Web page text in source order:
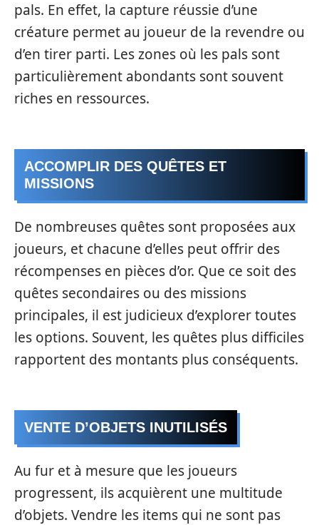
pals. En effet, la capture réussie d’une
créature permet au joueur de la revendre ou
d’en tirer parti. Les zones où les pals sont
particulièrement abondants sont souvent
riches en ressources.
ACCOMPLIR DES QUÊTES ET
MISSIONS
De nombreuses quêtes sont proposées aux
joueurs, et chacune d’elles peut offrir des
récompenses en pièces d’or. Que ce soit des
quêtes secondaires ou des missions
principales, il est judicieux d’explorer toutes
les options. Souvent, les quêtes plus difficiles
rapportent des montants plus conséquents.
VENTE D’OBJETS INUTILISÉS
Au fur et à mesure que les joueurs
progressent, ils acquièrent une multitude
d’objets. Vendre les items qui ne sont pas